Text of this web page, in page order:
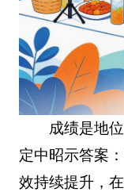
成绩是地
定中昭示答案
效持续提升，